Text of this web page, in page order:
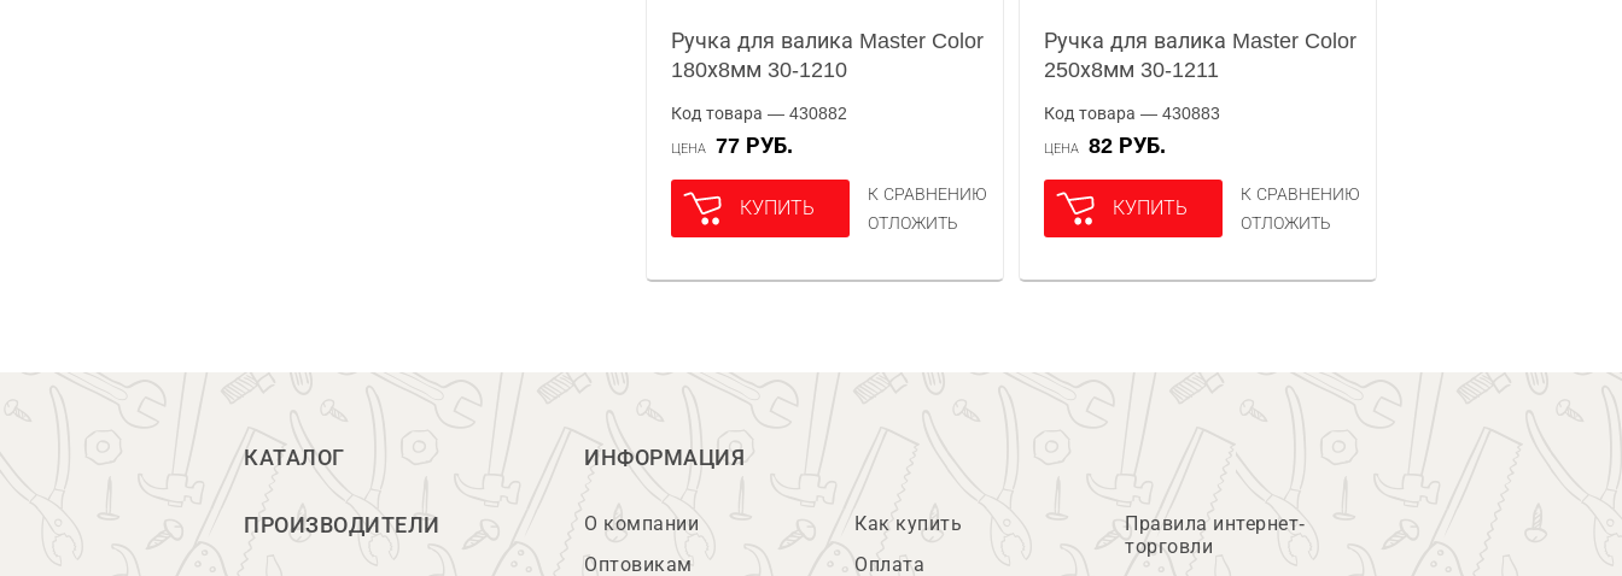
Ручка для валика Master Color
180х8мм 30-1210
Код товара — 430882
ЦЕНА 77 РУБ.
КУПИТЬ
К СРАВНЕНИЮ
ОТЛОЖИТЬ
Ручка для валика Master Color
250х8мм 30-1211
Код товара — 430883
ЦЕНА 82 РУБ.
КУПИТЬ
К СРАВНЕНИЮ
ОТЛОЖИТЬ
КАТАЛОГ
ПРОИЗВОДИТЕЛИ
ИНФОРМАЦИЯ
О компании
Оптовикам
Как купить
Оплата
Правила интернет-
торговли